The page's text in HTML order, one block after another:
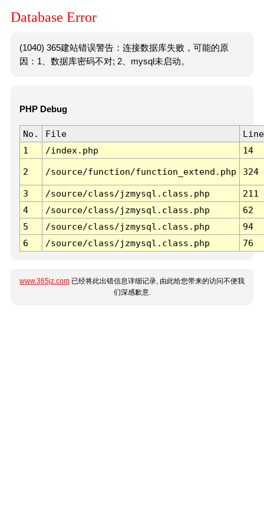
Database Error
(1040) 365建站错误警告：连接数据库失败，可能的原
因：1、数据库密码不对; 2、mysql未启动。
PHP Debug
No. File
Line
1
/index.php 14
2 /source/function/function_extend.php 324
3 /source/class/jzmysql.class.php
211
4
/source/class/jzmysql.class.php
62
5
/source/class/jzmysql.class.php
94
6
/source/class/jzmysql.class.php 76
www.365jz.com 已经将此出错信息详细记录, 由此给您带来的访问不便我
们深感歉意.